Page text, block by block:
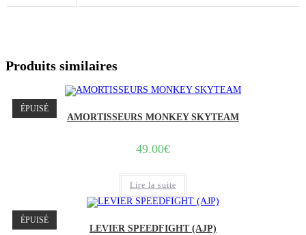
Produits similaires
ÉPUISÉ
AMORTISSEURS MONKEY SKYTEAM
49.00€
Lire la suite
ÉPUISÉ
LEVIER SPEEDFIGHT (AJP)